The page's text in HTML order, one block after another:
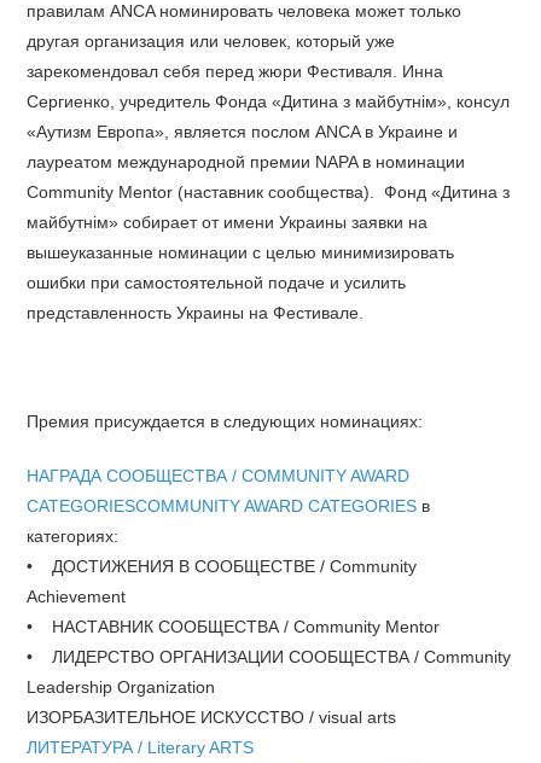
правилам ANCA номинировать человека может только
другая организация или человек, который уже
зарекомендовал себя перед жюри Фестиваля. Инна
Сергиенко, учредитель Фонда «Дитина з майбутнім», консул
«Аутизм Европа», является послом ANCA в Украине и
лауреатом международной премии NAPA в номинации
Community Mentor (наставник сообщества). Фонд «Дитина з
майбутнім» собирает от имени Украины заявки на
вышеуказанные номинации с целью минимизировать
ошибки при самостоятельной подаче и усилить
представленность Украины на Фестивале.
Премия присуждается в следующих номинациях:
НАГРАДА СООБЩЕСТВА / COMMUNITY AWARD
CATEGORIESCOMMUNITY AWARD CATEGORIES в
категориях:
• ДОСТИЖЕНИЯ В СООБЩЕСТВЕ / Community
Achievement
• НАСТАВНИК СООБЩЕСТВА / Community Mentor
• ЛИДЕРСТВО ОРГАНИЗАЦИИ СООБЩЕСТВА / Community
Leadership Organization
ИЗОРБАЗИТЕЛЬНОЕ ИСКУССТВО / visual arts
ЛИТЕРАТУРА / Literary ARTS